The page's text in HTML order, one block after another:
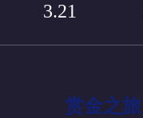
3.21
赏金之旅